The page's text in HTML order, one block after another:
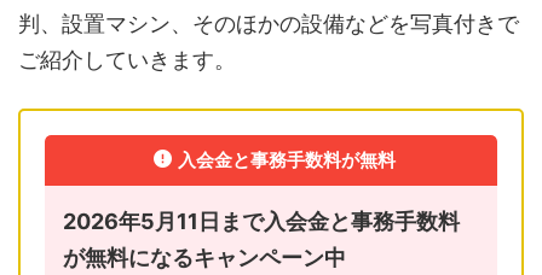
判、設置マシン、そのほかの設備などを写真付きで
ご紹介していきます。
入会金と事務手数料が無料
2026年5月11日まで入会金と事務手数料
が無料になるキャンペーン中